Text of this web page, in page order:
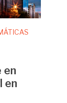
en
en